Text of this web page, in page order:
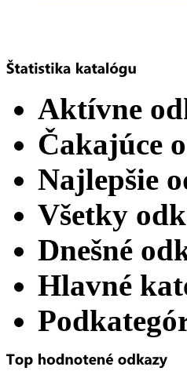
Aktívne
Čakajúce
Najlepšie
Všetky
Dnešné
Hlavné